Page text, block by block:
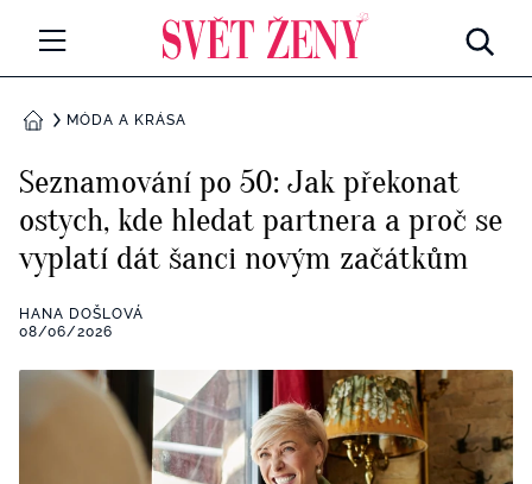
Všechny kategorie
Rozhovory
RETROHUBKY
Všechny kategorie
Seberozvoj
Všechny kategorie
Životní styl
Všechny kategorie
DOMŮMÓDA A KRÁSA
Seznamování po 50: Jak překonat
ostych, kde hledat partnera a proč se
vyplatí dát šanci novým začátkům
HANA DOŠLOVÁ
08/06/2026